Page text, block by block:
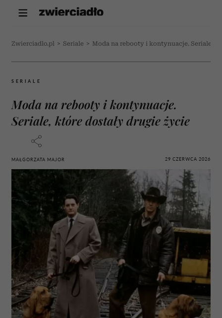
Zwierciadlo.pl > Seriale > Moda na rebooty i kontynuacje. Seriale,
SERIALE
Moda na rebooty i kontynuacje.
Seriale, które dostały drugie życie
MAŁGORZATA MAJOR 29 CZERWCA 2026